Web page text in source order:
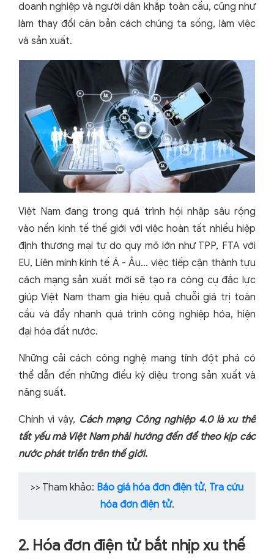
doanh nghiệp và người dân khắp toàn cầu, cũng như
làm thay đổi căn bản cách chúng ta sống, làm việc
và sản xuất.
Việt Nam đang trong quá trình hội nhập sâu rộng
vào nền kinh tế thế giới với việc hoàn tất nhiều hiệp
định thương mại tự do quy mô lớn như TPP, FTA với
EU, Liên minh kinh tế Á - Âu... việc tiếp cận thành tựu
cách mạng sản xuất mới sẽ tạo ra công cụ đắc lực
giúp Việt Nam tham gia hiệu quả chuỗi giá trị toàn
cầu và đẩy nhanh quá trình công nghiệp hóa, hiện
đại hóa đất nước.
Những cải cách công nghệ mang tính đột phá có
thể dẫn đến những điều kỳ diệu trong sản xuất và
năng suất.
Chính vì vậy, Cách mạng Công nghiệp 4.0 là xu thế
tất yếu mà Việt Nam phải hướng đến để theo kịp các
nước phát triển trên thế giới.
>> Tham khảo: Báo giá hóa đơn điện tử, Tra cứu
hóa đơn điện tử.
2. Hóa đơn điện tử bắt nhịp xu thế